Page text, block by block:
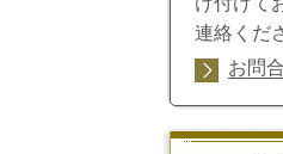
連絡くだ
お問